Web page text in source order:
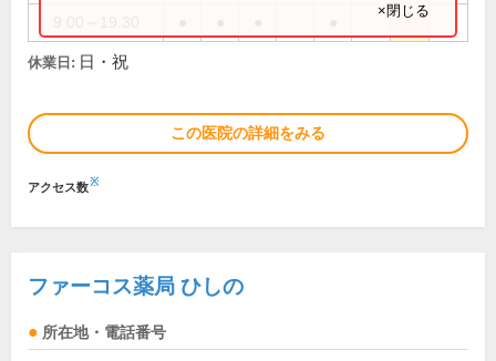
×閉じる
休業日: 日・祝
この医院の詳細をみる
アクセス数※
ファーコス薬局 ひしの
所在地・電話番号